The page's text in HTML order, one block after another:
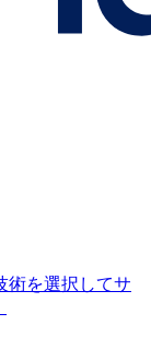
術を選択してサ